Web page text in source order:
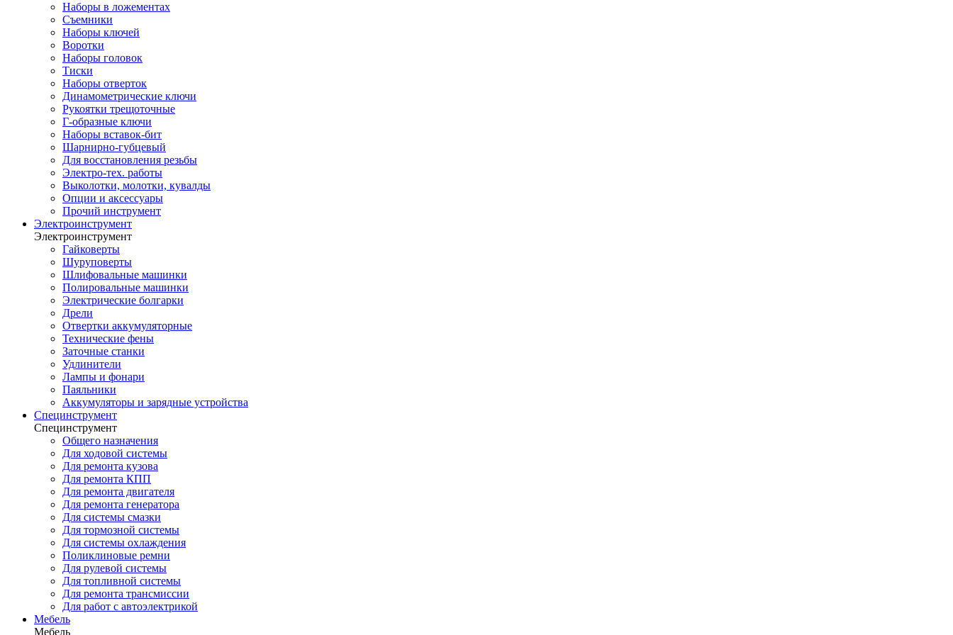
Наборы в ложементах
Съемники
Наборы ключей
Воротки
Наборы головок
Тиски
Наборы отверток
Динамометрические ключи
Рукоятки трещоточные
Г-образные ключи
Наборы вставок-бит
Шарнирно-губцевый
Для восстановления резьбы
Электро-тех. работы
Выколотки, молотки, кувалды
Опции и аксессуары
Прочий инструмент
Электроинструмент
Электроинструмент
Гайковерты
Шуруповерты
Шлифовальные машинки
Полировальные машинки
Электрические болгарки
Дрели
Отвертки аккумуляторные
Технические фены
Заточные станки
Удлинители
Лампы и фонари
Паяльники
Аккумуляторы и зарядные устройства
Специнструмент
Специнструмент
Общего назначения
Для ходовой системы
Для ремонта кузова
Для ремонта КПП
Для ремонта двигателя
Для ремонта генератора
Для системы смазки
Для тормозной системы
Для системы охлаждения
Поликлиновые ремни
Для рулевой системы
Для топливной системы
Для ремонта трансмиссии
Для работ с автоэлектрикой
Мебель
Мебель